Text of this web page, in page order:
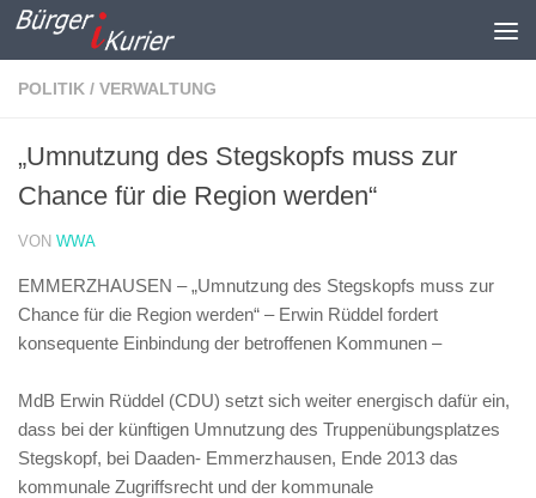
Zum Inhalt springen
POLITIK / VERWALTUNG
„Umnutzung des Stegskopfs muss zur
Chance für die Region werden“
VON WWA
EMMERZHAUSEN – „Umnutzung des Stegskopfs muss zur
Chance für die Region werden“ – Erwin Rüddel fordert
konsequente Einbindung der betroffenen Kommunen –
MdB Erwin Rüddel (CDU) setzt sich weiter energisch dafür ein,
dass bei der künftigen Umnutzung des Truppenübungsplatzes
Stegskopf, bei Daaden- Emmerzhausen, Ende 2013 das
kommunale Zugriffsrecht und der kommunale